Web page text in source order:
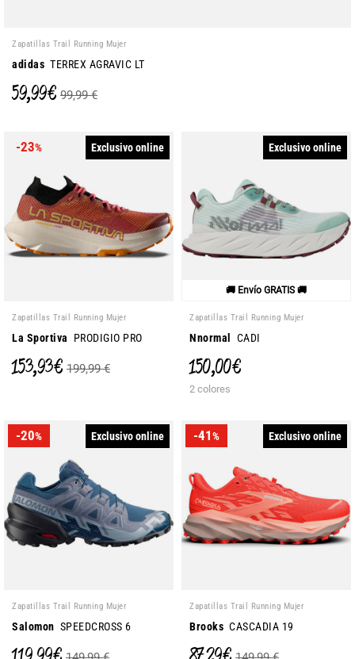
Zapatillas Trail Running Mujer
adidas TERREX AGRAVIC LT
59,99 € 99,99 €
-23% Exclusivo online
Zapatillas Trail Running Mujer
La Sportiva PRODIGIO PRO
153,93 € 199,99 €
Exclusivo online
🚚 Envío GRATIS 🚚
Zapatillas Trail Running Mujer
Nnormal CADI
150,00 €
2 colores
-20% Exclusivo online
Zapatillas Trail Running Mujer
Salomon SPEEDCROSS 6
-41% Exclusivo online
Zapatillas Trail Running Mujer
Brooks CASCADIA 19